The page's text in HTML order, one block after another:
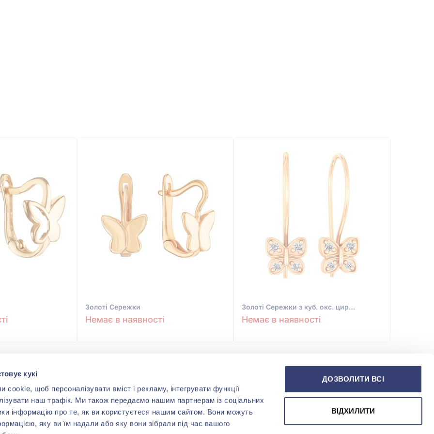
кукі
щоб персоналізувати вміст і рекламу, інтегрувати функції
наш трафік. Ми також передаємо нашим партнерам із соціальних
інформацію про те, як ви користуєтеся нашим сайтом. Вони можуть
яку ви їм надали або яку вони зібрали під час вашого
ДОЗВОЛИТИ ВСІ
ВІДХИЛИТИ
Золотi Сережки
Немає в наявності
Золотi Сережки з куб. окс. цирконію
Немає в наявності